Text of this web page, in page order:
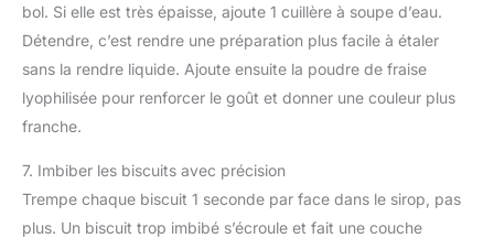
bol. Si elle est très épaisse, ajoute 1 cuillère à soupe d’eau.
Détendre, c’est rendre une préparation plus facile à étaler
sans la rendre liquide. Ajoute ensuite la poudre de fraise
lyophilisée pour renforcer le goût et donner une couleur plus
franche.
7. Imbiber les biscuits avec précision
Trempe chaque biscuit 1 seconde par face dans le sirop, pas
plus. Un biscuit trop imbibé s’écroule et fait une couche